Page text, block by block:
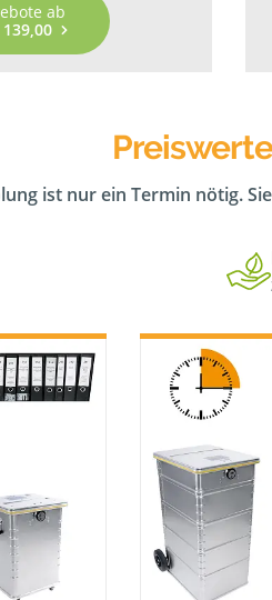
ab
139,00
ist nur ein Termin nötig.